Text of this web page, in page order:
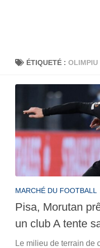
ÉTIQUETÉ : OLIMPIU
MARCHÉ DU FOOTBALL
Pisa, Morutan
un club A tente
Le milieu de terrain de